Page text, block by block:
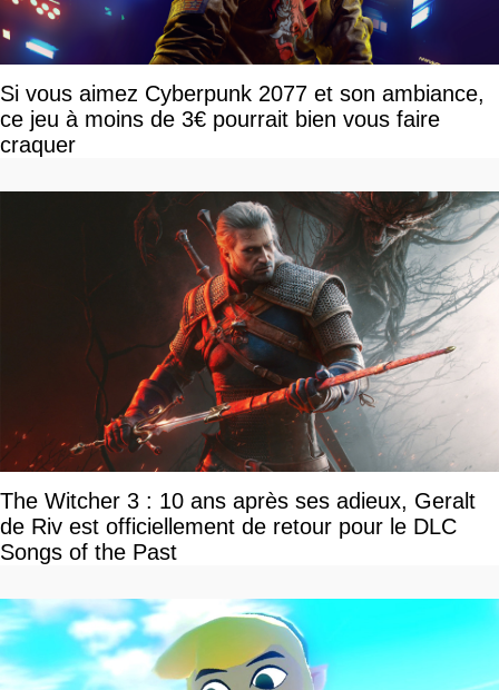
Si vous aimez Cyberpunk 2077 et son ambiance,
ce jeu à moins de 3€ pourrait bien vous faire
craquer
The Witcher 3 : 10 ans après ses adieux, Geralt
de Riv est officiellement de retour pour le DLC
Songs of the Past